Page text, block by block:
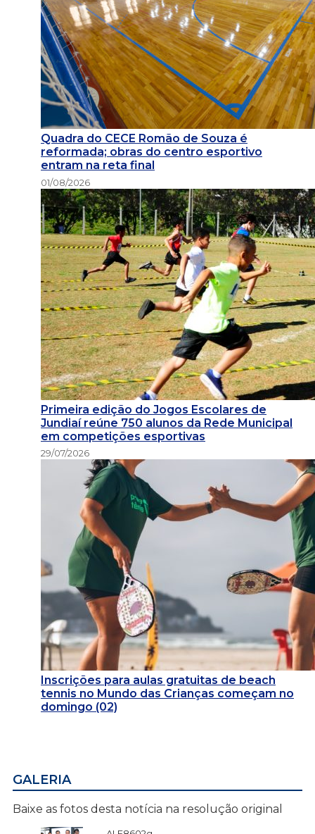
Quadra do CECE Romão de Souza é
reformada; obras do centro esportivo
entram na reta final
01/08/2026
Primeira edição do Jogos Escolares de
Jundiaí reúne 750 alunos da Rede Municipal
em competições esportivas
29/07/2026
Inscrições para aulas gratuitas de beach
tennis no Mundo das Crianças começam no
domingo (02)
GALERIA
Baixe as fotos desta notícia na resolução original